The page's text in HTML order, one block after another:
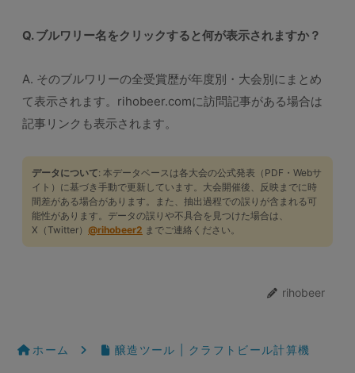
Q. ブルワリー名をクリックすると何が表示されますか？
A. そのブルワリーの全受賞歴が年度別・大会別にまとめ
て表示されます。rihobeer.comに訪問記事がある場合は
記事リンクも表示されます。
データについて: 本データベースは各大会の公式発表（PDF・Webサ
イト）に基づき手動で更新しています。大会開催後、反映までに時
間差がある場合があります。また、抽出過程での誤りが含まれる可
能性があります。データの誤りや不具合を見つけた場合は、
X（Twitter） @rihobeer2 までご連絡ください。
rihobeer
ホーム 醸造ツール | クラフトビール計算機